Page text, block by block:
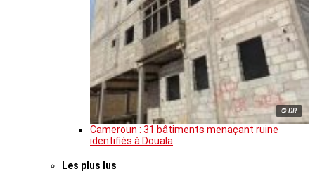
© DR
Cameroun : 31 bâtiments menaçant ruine
identifiés à Douala
Les plus lus